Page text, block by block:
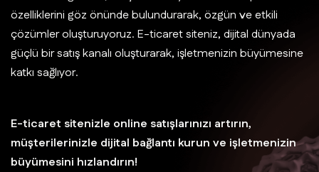
özelliklerini göz önünde bulundurarak, özgün ve etkili
çözümler oluşturuyoruz. E-ticaret siteniz, dijital dünyada
güçlü bir satış kanalı oluşturarak, işletmenizin büyümesine
katkı sağlıyor.
E-ticaret sitenizle online satışlarınızı artırın,
müşterilerinizle dijital bağlantı kurun ve işletmenizin
büyümesini hızlandırın!